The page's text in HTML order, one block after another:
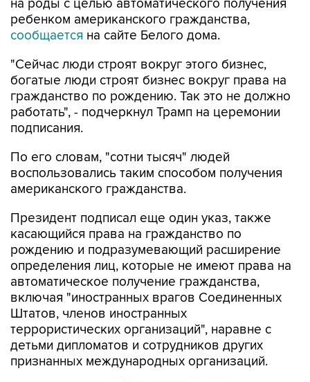
на роды с целью автоматического получения
ребенком американского гражданства,
сообщается на сайте Белого дома.
"Сейчас люди строят вокруг этого бизнес,
богатые люди строят бизнес вокруг права на
гражданство по рождению. Так это не должно
работать", - подчеркнул Трамп на церемонии
подписания.
По его словам, "сотни тысяч" людей
воспользовались таким способом получения
американского гражданства.
Президент подписал еще один указ, также
касающийся права на гражданство по
рождению и подразумевающий расширение
определения лиц, которые не имеют права на
автоматическое получение гражданства,
включая "иностранных врагов Соединенных
Штатов, членов иностранных
террористических организаций", наравне с
детьми дипломатов и сотрудников других
признанных международных организаций.